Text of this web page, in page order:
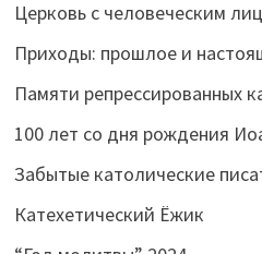
Церковь с человеческим
Приходы: прошлое и
Памяти репрессированных
100 лет со дня рождения
Забытые католические
Катехетический Ёжик